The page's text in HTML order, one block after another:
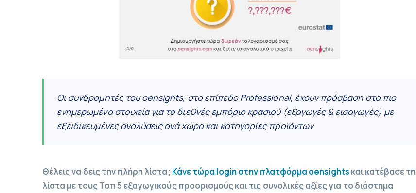
Οι συνδρομητές του oensights, στο επίπεδο Professional, έχουν πρόσβαση στα πιο
ενημερωμένα στοιχεία για το διεθνές εμπόριο κρασιού (εξαγωγές & εισαγωγές) με
εξειδικευμένες αναλύσεις ανά χώρα και κατηγορίες προϊόντων
Θέλεις να δεις την πλήρη λίστα; Κάνε τώρα login στην πλατφόρμα oensightsκαι κατέβασε τη
λίστα με τους Τοπ 5 εξαγωγικούς προορισμούς και τις συνολικές αξίες για το διάστημα